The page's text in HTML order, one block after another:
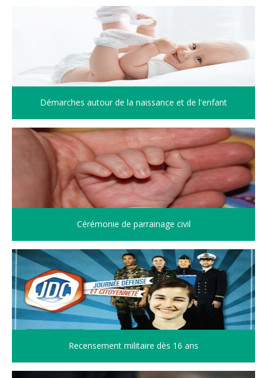
Démarches autour de la naissance et de l'enfant
Cérémonie de parrainage civil
Recensement militaire dès 16 ans